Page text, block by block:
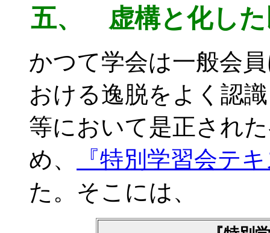
五、 虚構と化した
かつて学会は一般会
おける逸脱をよく認
等において是正され
め、
『特別学習会テ
た。そこには、